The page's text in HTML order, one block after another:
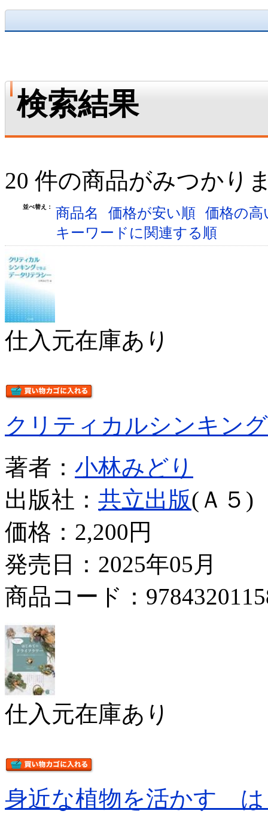
検索結果
20 件の商品がみつかり
並べ替え： 商品名 価格が安い順 価格の
キーワードに関連する順
仕入元在庫あり
クリティカルシンキン
著者： 小林みどり
出版社： 共立出版(Ａ５)
価格： 2,200円
発売日：2025年05月
商品コード：
仕入元在庫あり
身近な植物を活かす